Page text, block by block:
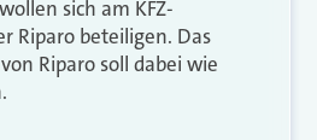
sich am KFZ-
Riparo beteiligen. Das
Riparo soll dabei wie